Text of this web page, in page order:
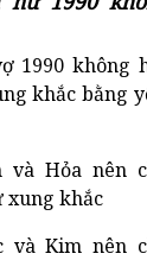
1990 không
khắc bằng
và Hỏa nên
xung khắc
và Kim nên